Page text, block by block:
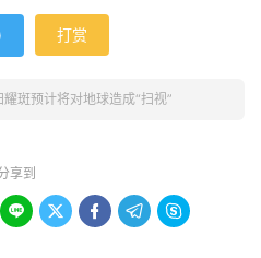
打赏
耀斑预计将对地球造成“扫视”
享到
    